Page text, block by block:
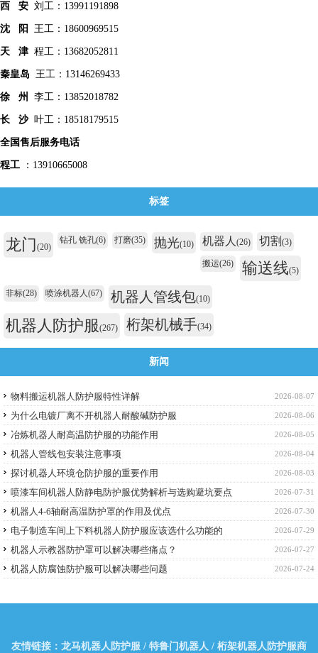
西 安 刘工：13991191898
沈 阳 王工：18600969515
天 津 程工：13682052811
秦皇岛 王工：13146269433
徐 州 李工：13852018782
长 沙叶工：18518179515
全国售后服务电话
程工 ：13910665008
标签
龙门(20)
钻孔 铣孔(6) 打磨(35) 抛光(10) 机器人 (26) 切割 (3)
搬运(26) 输送线(5)
非标(28) 喷涂机器人(67) 机器人管线包(10)
机器人防护服(267) 桁架机械手(34)
新闻
2026-08-07
物料搬运机器人防护服特性详解
2026-08-06
为什么电镀厂离不开机器人耐酸碱防护服
2026-08-05
冶炼机器人耐高温防护服的功能作用
2026-08-04
机器人管线包安装注意事项
2026-08-03
探讨机器人环境仓防护服的重要作用
2026-07-31
喷漆车间机器人防静电防护服优势解析与选购避坑要点
2026-07-30
机器人4-6轴耐高温防护罩的作用及优点
2026-07-29
电子制造车间上下料机器人防护服应该选什么功能的
2026-07-27
机器人示教器防护罩可以解决哪些痛点？
2026-07-24
机器人防腐蚀防护服可以解决哪些问题
友情链接： 龙马机器人防护服 / 特鲁门机器人 / 桁架机器人防护服商